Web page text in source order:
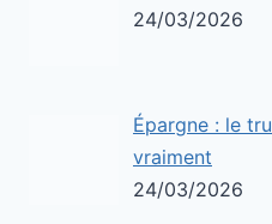
24/03/2026
Épargne : le
vraiment
24/03/2026